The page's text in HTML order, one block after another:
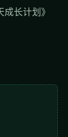
长计划》